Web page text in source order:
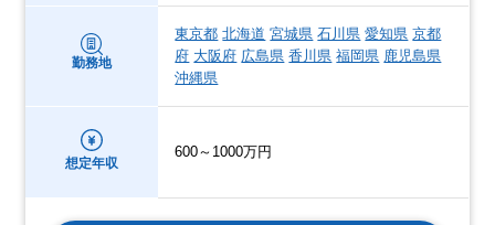
勤務地
東京都 北海道 宮城県 石川県 愛知県 京都
府 大阪府 広島県 香川県 福岡県 鹿児島県
沖縄県
想定年収
600～1000万円